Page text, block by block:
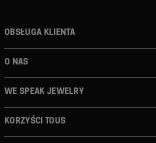
Obsługa klienta
O nas
We speak jewelry
Korzyści TOUS